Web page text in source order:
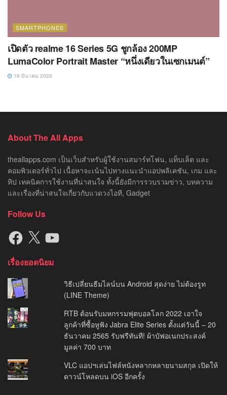
SMARTPHONES
เปิดตัว realme 16 Series 5G ชูกล้อง 200MP
LumaColor Portrait Master “หนึ่งเดียวในเซกเมนต์”
19 มีนาคม 2026
About The All Apps
theallapps.com เป็นเว็บสำหรับผู้ใช้งานสมาร์ทโฟน, แท็บเล็ต และ
คอมพิวเตอร์ทั่วไป เนื้อหาจะเน้นไปทางแนะนำแอปพลิเคชัน, เกม และ
ทิป เทคนิคการใช้งานที่น่าสนใจ ทั้งนี้ยังมีการรวบรวมข่าว, บทความ
และเรื่องที่น่าสนใจเกี่ยวกับแวดวงไอที, Gadget
Follow Us
Facebook
X YouTube
เรื่องยอดนิยม
วิธีเปลี่ยนธีมไลน์บน Android สุดง่าย ไม่ต้องรูท
(LINE Theme)
RTB ต้อนรับมหกรรมฟุตบอลโลก 2022 เอาใจ
ลูกค้าที่ซื้อหูฟัง Jabra Elite Series ตั้งแต่วันนี้ – 20
ธันวาคม 2565 รับฟรีทันที! ผ้าบัฟอเนกประสงค์
มูลค่า 700 บาท
VLC แอปฯเล่นไฟล์หนังหลากหลายนามสกุล เปิดให้
ดาวน์โหลดบน iOS อีกครั้ง